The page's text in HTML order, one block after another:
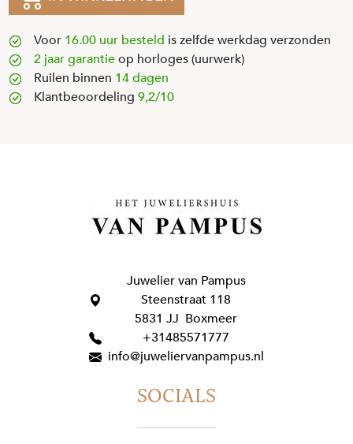
Voor 16.00 uur besteld is zelfde werkdag verzonden
2 jaar garantieop horloges (uurwerk)
Ruilen binnen 14 dagen
Klantbeoordeling 9,2/10
Juwelier van Pampus
Steenstraat 118
5831 JJ Boxmeer
+31485571777
info@juweliervanpampus.nl
SOCIALS